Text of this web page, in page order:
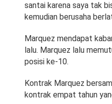
santai karena saya tak
kemudian berusaha
Marquez mendapat
lalu. Marquez lalu
posisi ke-10.
Kontrak Marquez
kontrak empat tahun